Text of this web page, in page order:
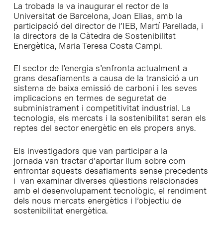
La trobada la va inaugurar el rector de la
Universitat de Barcelona, Joan Elias, amb la
participació del director de l’IEB, Martí Parellada, i
la directora de la Càtedra de Sostenibilitat
Energètica, Maria Teresa Costa Campi.
El sector de l’energia s’enfronta actualment a
grans desafiaments a causa de la transició a un
sistema de baixa emissió de carboni i les seves
implicacions en termes de seguretat de
subministrament i competitivitat industrial. La
tecnologia, els mercats i la sostenibilitat seran els
reptes del sector energètic en els propers anys.
Els investigadors que van participar a la
jornada van tractar d’aportar llum sobre com
enfrontar aquests desafiaments sense precedents
i van examinar diverses qüestions relacionades
amb el desenvolupament tecnològic, el rendiment
dels nous mercats energètics i l’objectiu de
sostenibilitat energètica.